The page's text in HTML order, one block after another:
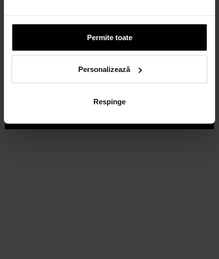
Permite toate
Personalizează
Respinge
CALCULEAZĂ RATA
Până la 24 de rate fără dobândă.
Obține un card